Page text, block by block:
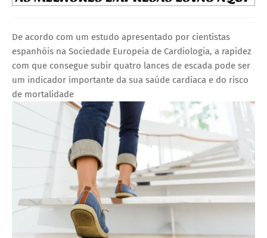
De acordo com um estudo apresentado por cientistas
espanhóis na Sociedade Europeia de Cardiologia, a rapidez
com que consegue subir quatro lances de escada pode ser
um indicador importante da sua saúde cardíaca e do risco
de mortalidade